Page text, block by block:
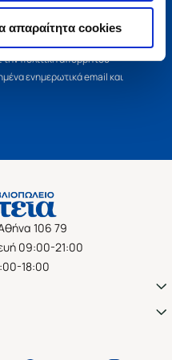
απαραίτητα cookies
πολιτική απορρήτου
ενημερωτικά email και
106 79
09:00-21:00
18:00